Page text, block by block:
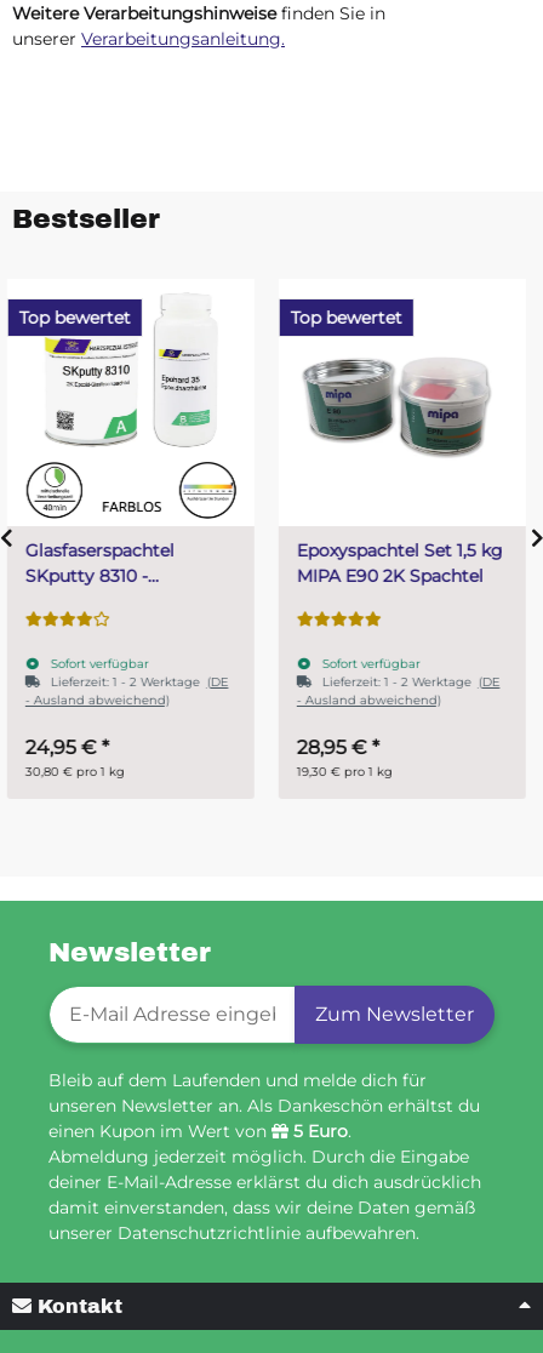
Weitere Verarbeitungshinweisefinden Sie in
unserer Verarbeitungsanleitung.
Bestseller
Top bewertet
Epoxyspachtel Set 1,5 kg
MIPA E90 2K Spachtel
Sofort verfügbar
Lieferzeit:1 - 2 Werktage
- Ausland abweichend)
28,95 €
19,30 € pro 1 kg
Top bewertet
PUR (Resin) 4 Minuten
Gießharz SKresin 6804
Sofort verfügbar
ab14,95 €
29,90 € pro 1 kg
Newsletter
Newsletter-Registrierung
Zum Newsletter
Bleib auf dem Laufenden und melde dich für
unseren Newsletter an. Als Dankeschön erhältst du
einen Kupon im Wert von
5 Euro.
Abmeldung jederzeit möglich. Durch die Eingabe
deiner E-Mail-Adresse erklärst du dich ausdrücklich
damit einverstanden, dass wir deine Daten gemäß
unserer Datenschutzrichtlinie aufbewahren.
Kontakt